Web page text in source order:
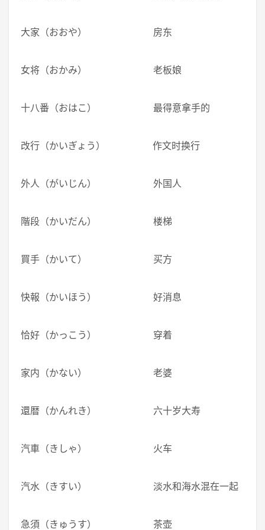
大家（おおや） 房东
女将（おかみ） 老板娘
十八番（おはこ） 最得意拿手的
改行（かいぎょう） 作文时换行
外人（がいじん） 外国人
階段（かいだん） 楼梯
買手（かいて） 买方
快報（かいほう） 好消息
恰好（かっこう） 穿着
家内（かない） 老婆
還暦（かんれき） 六十岁大寿
汽車（きしゃ） 火车
汽水（きすい） 淡水和海水混在一起
急須（きゅうす） 茶壶